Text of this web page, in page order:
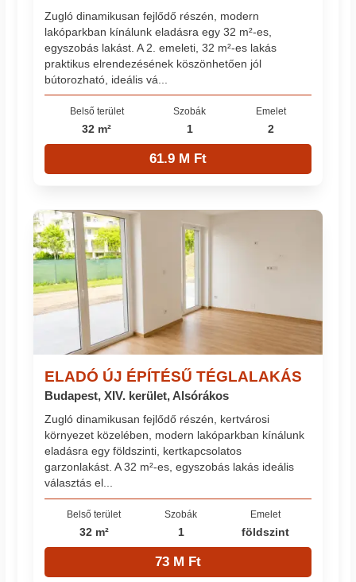
Zugló dinamikusan fejlődő részén, modern
lakóparkban kínálunk eladásra egy 32 m²-es,
egyszobás lakást. A 2. emeleti, 32 m²-es lakás
praktikus elrendezésének köszönhetően jól
bútorozható, ideális vá...
Belső terület
32 m²
Szobák
1
Emelet
2
61.9 M Ft
ELADÓ ÚJ ÉPÍTÉSŰ TÉGLALAKÁS
Budapest, XIV. kerület, Alsórákos
Zugló dinamikusan fejlődő részén, kertvárosi
környezet közelében, modern lakóparkban kínálunk
eladásra egy földszinti, kertkapcsolatos
garzonlakást. A 32 m²-es, egyszobás lakás ideális
választás el...
Belső terület
32 m²
Szobák
1
Emelet
földszint
73 M Ft